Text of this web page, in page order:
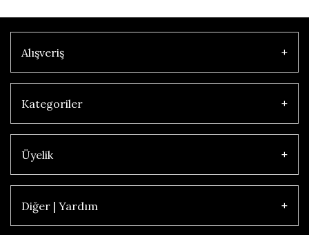
Alışveriş
Kategoriler
Üyelik
Diğer | Yardım